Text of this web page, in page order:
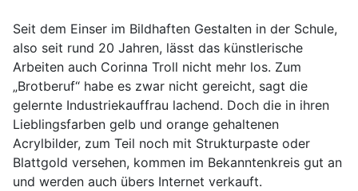
Seit dem Einser im Bildhaften Gestalten in der Schule,
also seit rund 20 Jahren, lässt das künstlerische
Arbeiten auch Corinna Troll nicht mehr los. Zum
„Brotberuf“ habe es zwar nicht gereicht, sagt die
gelernte Industriekauffrau lachend. Doch die in ihren
Lieblingsfarben gelb und orange gehaltenen
Acrylbilder, zum Teil noch mit Strukturpaste oder
Blattgold versehen, kommen im Bekanntenkreis gut an
und werden auch übers Internet verkauft.